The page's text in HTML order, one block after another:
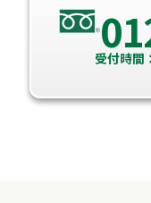
受付時間